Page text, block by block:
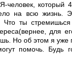
человек,
на всю жизнь.
Что ты
для
Но об этом я уже
помочь.